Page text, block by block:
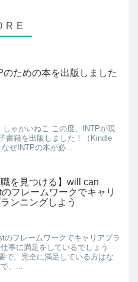
のための本を出版しました
しゃかいねこ この度、INTPが現
書籍を出版しました！（Kindle
ぜINTPの本が必...
職を見つける】will can
のフレームワークでキャリ
ンニングしよう
のフレームワークでキャリアプラ
事に満足をしているでしょう
で、完全に満足している方はな
、...